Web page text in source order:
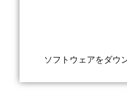
ソフトウェアをダウ